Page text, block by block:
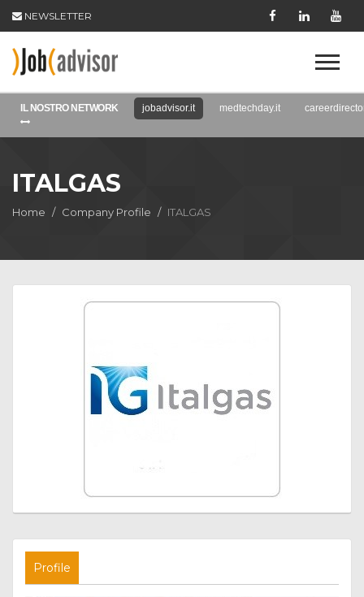
NEWSLETTER
IL NOSTRO NETWORK jobadvisor.it medtechday.it
ITALGAS
Home Company Profile ITALGAS
Profile